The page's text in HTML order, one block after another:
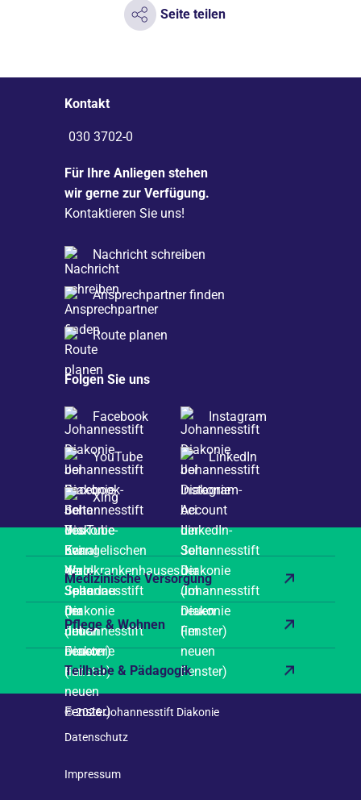
Seite teilen
Kontakt
030 3702-0
Für Ihre Anliegen stehen
wir gerne zur Verfügung.
Kontaktieren Sie uns!
Nachricht schreiben
Ansprechpartner finden
Route planen
Folgen Sie uns
Facebook Instagram
YouTube LinkedIn
Xing
Medizinische Versorgung
Pflege & Wohnen
Teilhabe & Pädagogik
© 2026 Johannesstift Diakonie
Datenschutz
Impressum